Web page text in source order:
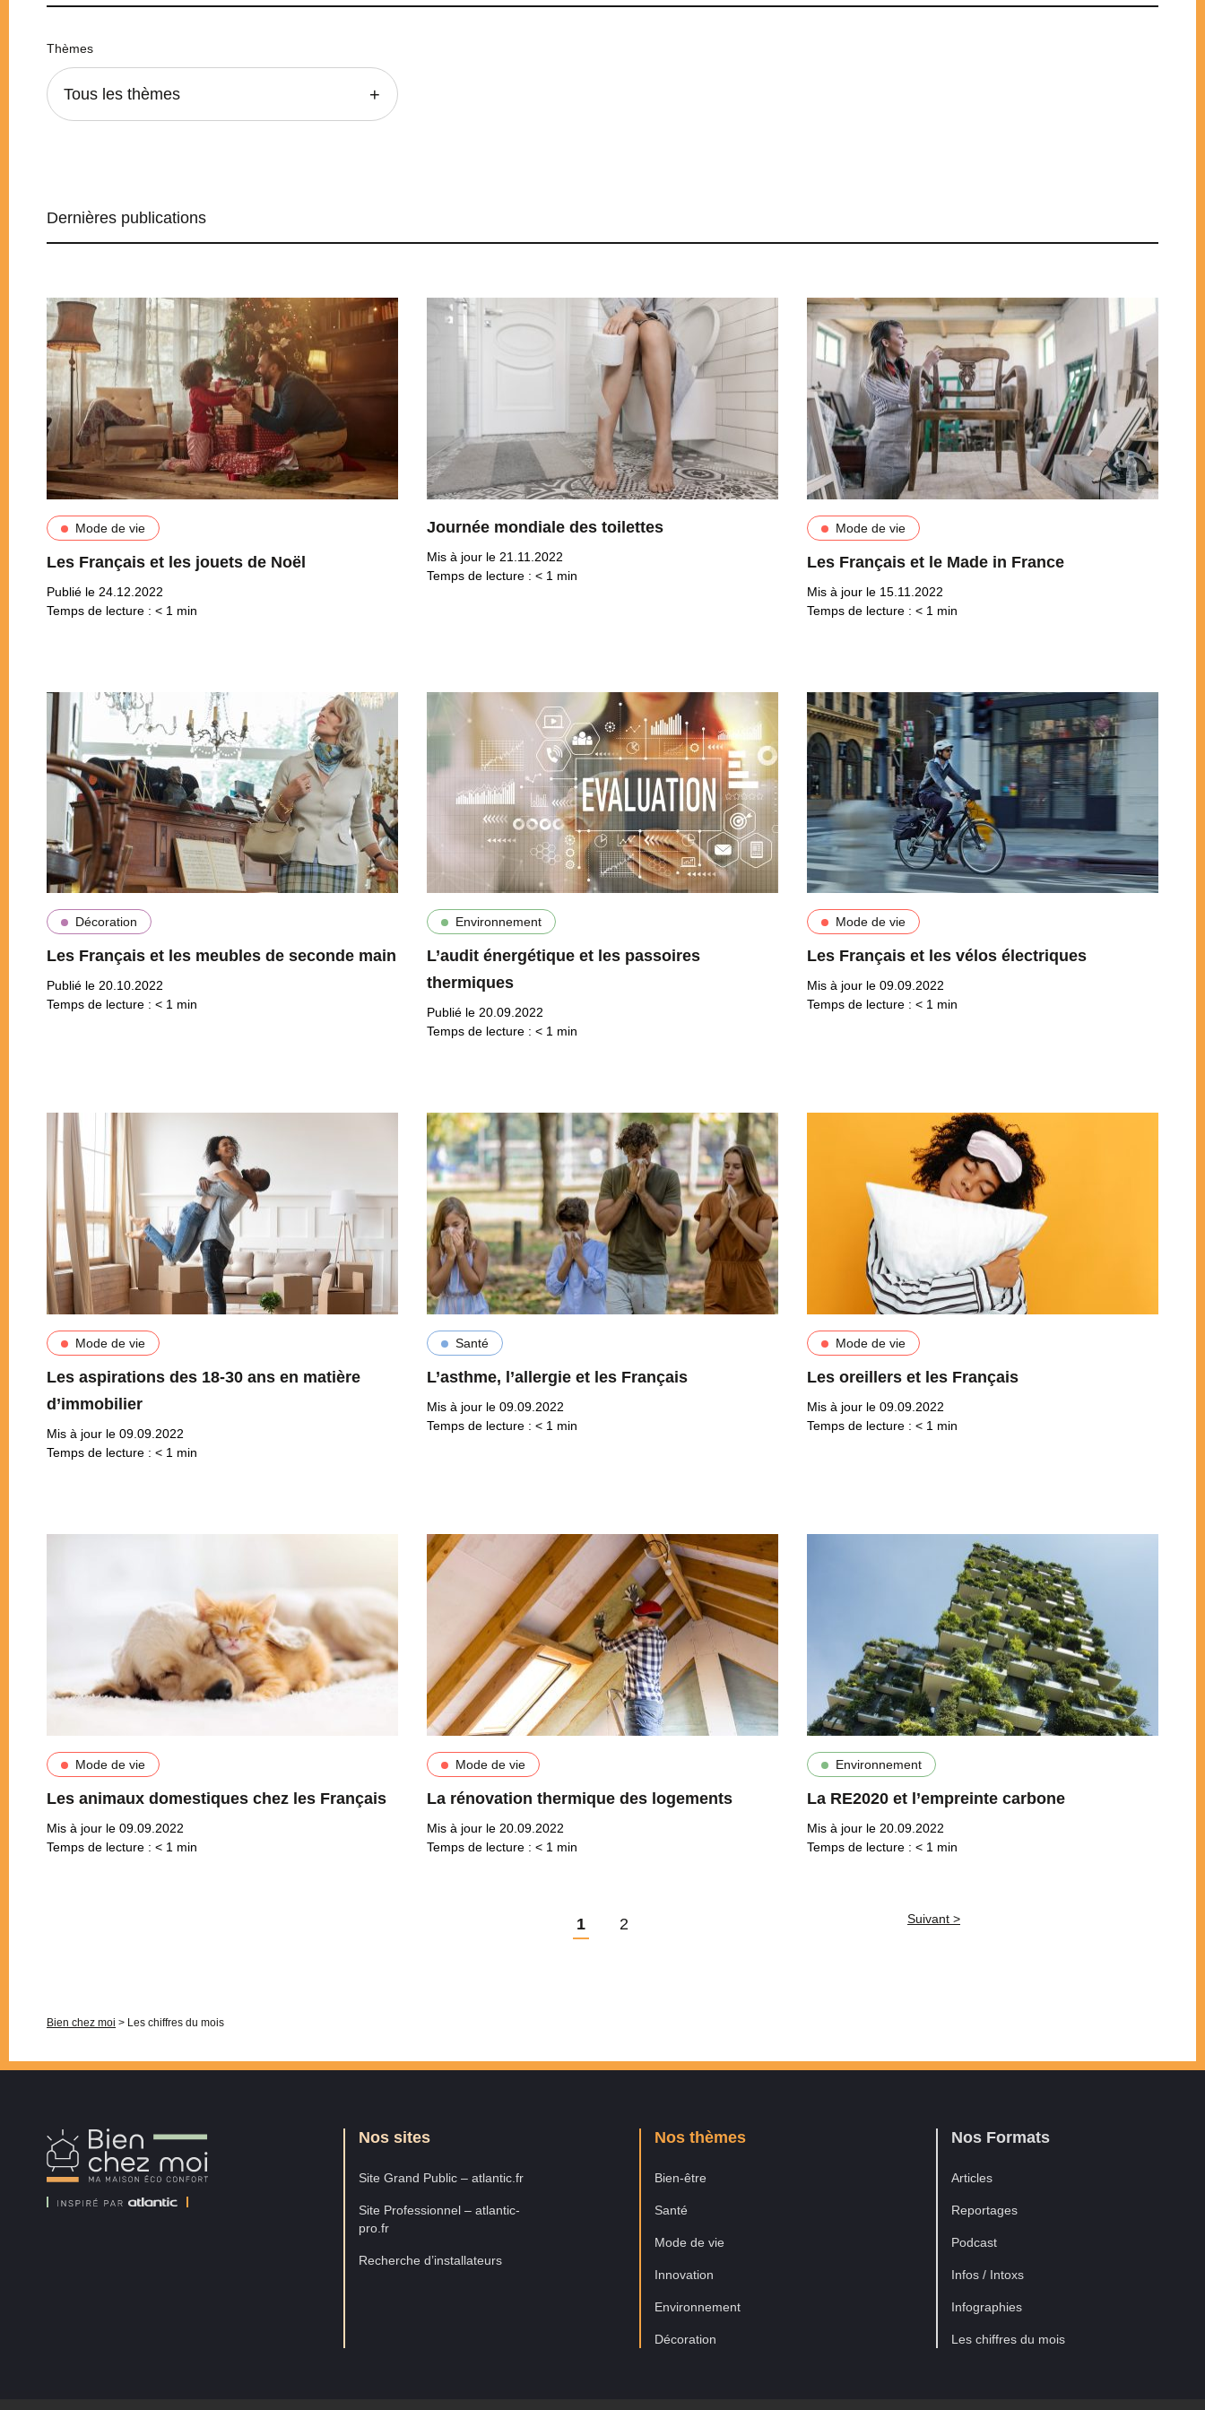
Thèmes
Tous les thèmes
Dernières publications
Mode de vie
Les Français et les jouets de Noël
Publié le 24.12.2022
Temps de lecture : < 1 min
Journée mondiale des toilettes
Mis à jour le 21.11.2022
Temps de lecture : < 1 min
Mode de vie
Les Français et le Made in France
Mis à jour le 15.11.2022
Temps de lecture : < 1 min
Décoration
Les Français et les meubles de seconde main
Publié le 20.10.2022
Temps de lecture : < 1 min
Environnement
L’audit énergétique et les passoires
thermiques
Publié le 20.09.2022
Temps de lecture : < 1 min
Mode de vie
Les Français et les vélos électriques
Mis à jour le 09.09.2022
Temps de lecture : < 1 min
Mode de vie
Les aspirations des 18-30 ans en matière
d’immobilier
Mis à jour le 09.09.2022
Temps de lecture : < 1 min
Santé
L’asthme, l’allergie et les Français
Mis à jour le 09.09.2022
Temps de lecture : < 1 min
Mode de vie
Les oreillers et les Français
Mis à jour le 09.09.2022
Temps de lecture : < 1 min
Mode de vie
Les animaux domestiques chez les Français
Mis à jour le 09.09.2022
Temps de lecture : < 1 min
Mode de vie
La rénovation thermique des logements
Mis à jour le 20.09.2022
Temps de lecture : < 1 min
Environnement
La RE2020 et l’empreinte carbone
Mis à jour le 20.09.2022
Temps de lecture : < 1 min
1 2 Suivant >
Bien chez moi > Les chiffres du mois
Chez
Nos sites
Site Grand Public – atlantic.fr
Site Professionnel – atlantic-
pro.fr
Recherche d’installateurs
Nos thèmes
Bien-être
Santé
Mode de vie
Innovation
Environnement
Décoration
Nos Formats
Articles
Reportages
Podcast
Infos / Intoxs
Infographies
Les chiffres du mois